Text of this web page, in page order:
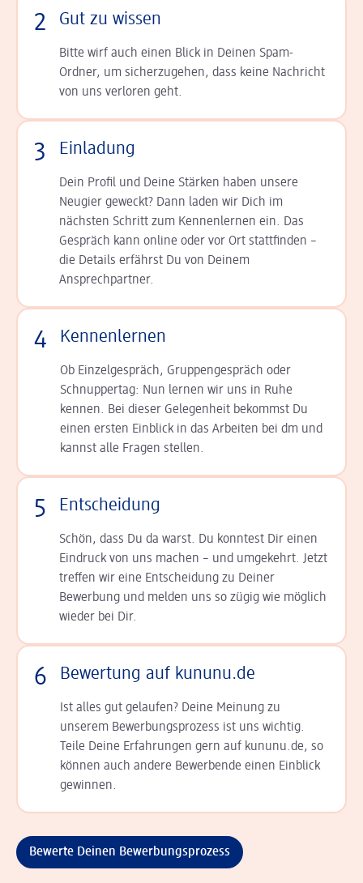
2 Gut zu wissen
Bitte wirf auch einen Blick in Deinen Spam-
Ordner, um sicherzugehen, dass keine Nachricht
von uns verloren geht.
3 Einladung
Dein Profil und Deine Stär­ken haben unsere
Neugier geweckt? Dann laden wir Dich im
nächsten Schritt zum Kennen­lernen ein. Das
Gespräch kann online oder vor Ort statt­finden –
die Details er­fährst Du von Deinem
Ansprechpartner.
4 Kennenlernen
Ob Einzelgespräch, Grup­pen­gespräch oder
Schnup­per­tag: Nun lernen wir uns in Ruhe
kennen. Bei dieser Gelegenheit bekommst Du
einen ersten Einblick in das Arbeiten bei dm und
kannst alle Fragen stellen.
5 Entscheidung
Schön, dass Du da warst. Du konntest Dir einen
Ein­druck von uns machen – und umgekehrt. Jetzt
tref­fen wir eine Entscheidung zu Deiner
Bewerbung und melden uns so zügig wie möglich
wieder bei Dir.
6 Bewertung auf kununu.de
Ist alles gut gelaufen? Deine Meinung zu
unserem Bewerbungsprozess ist uns wichtig.
Teile Deine Erfahrungen gern auf kununu.de, so
können auch andere Bewerbende einen Einblick
gewinnen.
Bewerte Deinen Bewerbungsprozess